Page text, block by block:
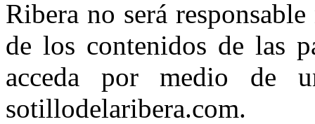
Ribera no será
de los contenidos de las
acceda por medio de
sotillodelaribera.com.